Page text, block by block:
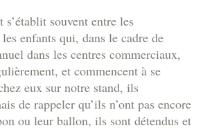
souvent entre les
enfants qui, dans le cadre de
dans les centres commerciaux,
et commencent à se
eux sur notre stand, ils
de rappeler qu’ils n’ont pas encore
ou leur ballon, ils sont détendus et